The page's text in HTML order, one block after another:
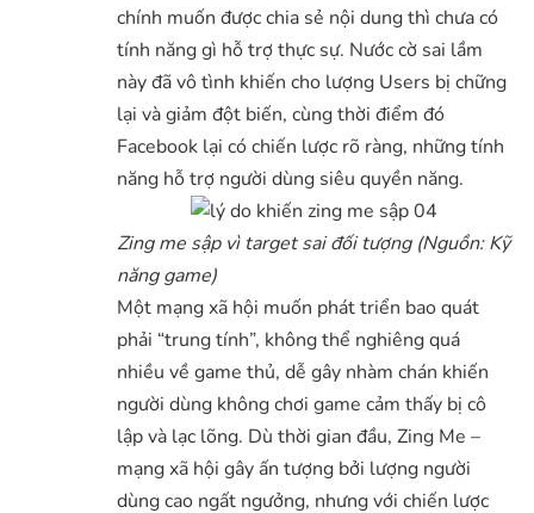
chính muốn được chia sẻ nội dung thì chưa có
tính năng gì hỗ trợ thực sự. Nước cờ sai lầm
này đã vô tình khiến cho lượng Users bị chững
lại và giảm đột biến, cùng thời điểm đó
Facebook lại có chiến lược rõ ràng, những tính
năng hỗ trợ người dùng siêu quyền năng.
Zing me sập vì target sai đối tượng (Nguồn: Kỹ
năng game)
Một mạng xã hội muốn phát triển bao quát
phải “trung tính”, không thể nghiêng quá
nhiều về game thủ, dễ gây nhàm chán khiến
người dùng không chơi game cảm thấy bị cô
lập và lạc lõng. Dù thời gian đầu, Zing Me –
mạng xã hội gây ấn tượng bởi lượng người
dùng cao ngất ngưởng, nhưng với chiến lược